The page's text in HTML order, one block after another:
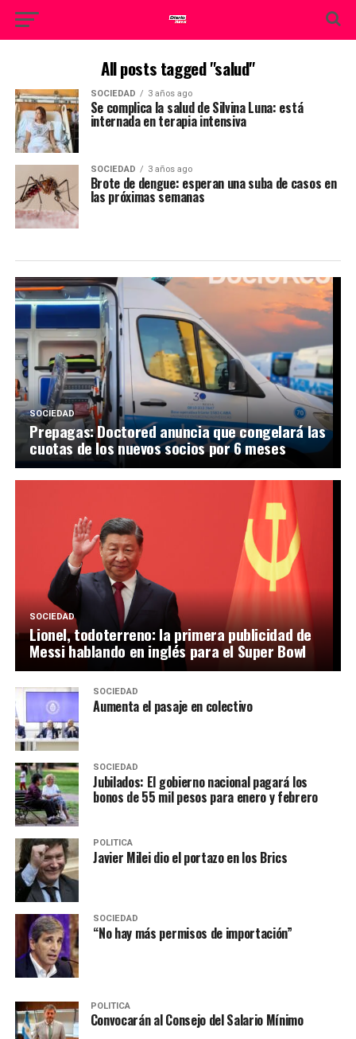
All posts tagged "salud"
SOCIEDAD 3 años ago
Se complica la salud de Silvina Luna: está
internada en terapia intensiva
SOCIEDAD 3 años ago
Brote de dengue: esperan una suba de casos en
las próximas semanas
SOCIEDAD
Prepagas: Doctored anuncia que congelará las
cuotas de los nuevos socios por 6 meses
SOCIEDAD
Lionel, todoterreno: la primera publicidad de
Messi hablando en inglés para el Super Bowl
SOCIEDAD
Aumenta el pasaje en colectivo
SOCIEDAD
Jubilados: El gobierno nacional pagará los
bonos de 55 mil pesos para enero y febrero
POLITICA
Javier Milei dio el portazo en los Brics
SOCIEDAD
“No hay más permisos de importación”
POLITICA
Convocarán al Consejo del Salario Mínimo